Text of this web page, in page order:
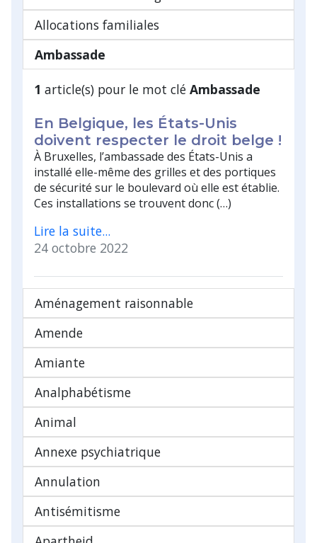
Allocations familiales
Ambassade
1 article(s) pour le mot clé Ambassade
En Belgique, les États-Unis
doivent respecter le droit belge !
À Bruxelles, l’ambassade des États-Unis a
installé elle-même des grilles et des portiques
de sécurité sur le boulevard où elle est établie.
Ces installations se trouvent donc (…)
Lire la suite...
24 octobre 2022
Aménagement raisonnable
Amende
Amiante
Analphabétisme
Animal
Annexe psychiatrique
Annulation
Antisémitisme